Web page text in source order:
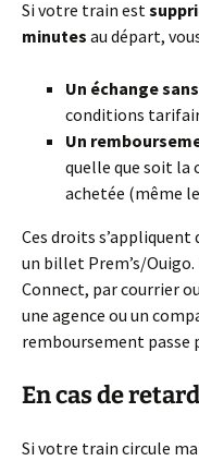
Si votre train est
minutes au départ,
Un échange
conditions
Un
quelle que soit
achetée (même
Ces droits
un billet Prem’s/Ouigo.
Connect, par courrier
une agence ou un
remboursement passe
En cas de
Si votre train circule